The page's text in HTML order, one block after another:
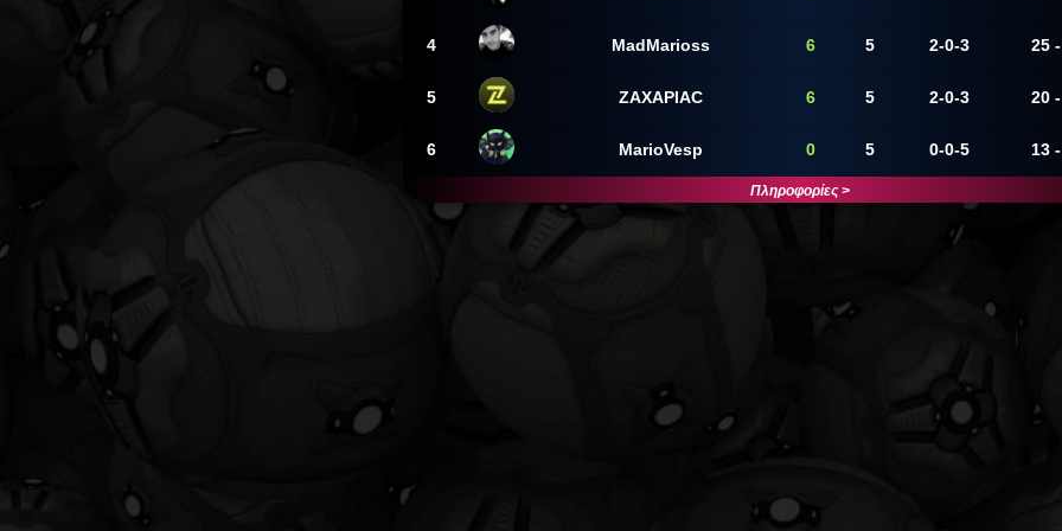
4 MadMarioss 6 5 2-0-3 25
5 ZAXAPIAC 6 5 2-0-3 20
6 MarioVesp 0 5 0-0-5 13
Πληροφορίες >
SCP-Darko-096